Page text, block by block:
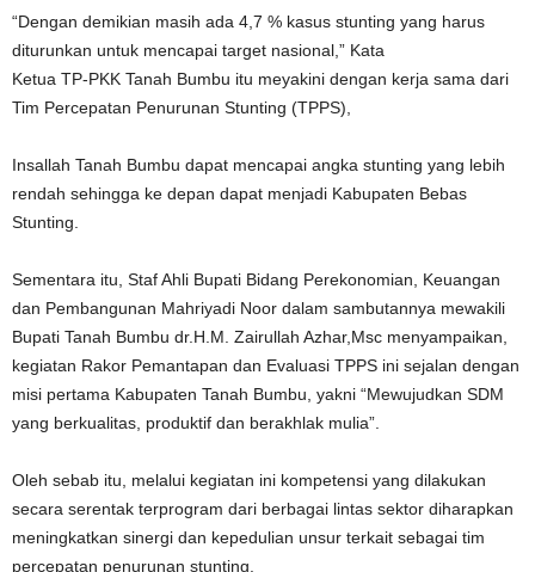
“Dengan demikian masih ada 4,7 % kasus stunting yang harus
diturunkan untuk mencapai target nasional,” Kata
Ketua TP-PKK Tanah Bumbu itu meyakini dengan kerja sama dari
Tim Percepatan Penurunan Stunting (TPPS),
Insallah Tanah Bumbu dapat mencapai angka stunting yang lebih
rendah sehingga ke depan dapat menjadi Kabupaten Bebas
Stunting.
Sementara itu, Staf Ahli Bupati Bidang Perekonomian, Keuangan
dan Pembangunan Mahriyadi Noor dalam sambutannya mewakili
Bupati Tanah Bumbu dr.H.M. Zairullah Azhar,Msc menyampaikan,
kegiatan Rakor Pemantapan dan Evaluasi TPPS ini sejalan dengan
misi pertama Kabupaten Tanah Bumbu, yakni “Mewujudkan SDM
yang berkualitas, produktif dan berakhlak mulia”.
Oleh sebab itu, melalui kegiatan ini kompetensi yang dilakukan
secara serentak terprogram dari berbagai lintas sektor diharapkan
meningkatkan sinergi dan kepedulian unsur terkait sebagai tim
percepatan penurunan stunting.